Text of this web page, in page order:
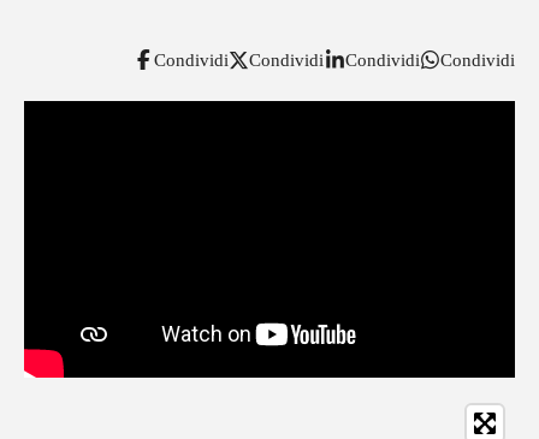
Condividi Condividi Condividi Condividi